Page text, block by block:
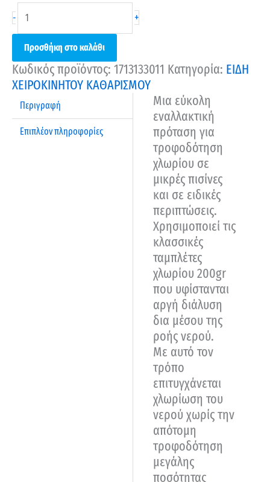
- +
Προσθήκη στο καλάθι
Κωδικός προϊόντος: 1713133011 Κατηγορία: ΕΙΔΗ
ΧΕΙΡΟΚΙΝΗΤΟΥ ΚΑΘΑΡΙΣΜΟΥ
Περιγραφή
Επιπλέον πληροφορίες
Μια εύκολη
εναλλακτική
πρόταση για
τροφοδότηση
χλωρίου σε
μικρές πισίνες
και σε ειδικές
περιπτώσεις.
Χρησιμοποιεί τις
κλασσικές
ταμπλέτες
χλωρίου 200gr
που υφίστανται
αργή διάλυση
δια μέσου της
ροής νερού.
Με αυτό τον
τρόπο
επιτυγχάνεται
χλωρίωση του
νερού χωρίς την
απότομη
τροφοδότηση
μεγάλης
ποσότητας